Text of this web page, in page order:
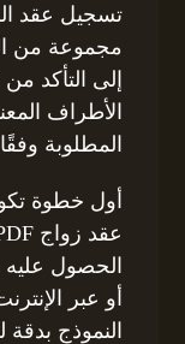
تسجيل عقد
مجموعة من
إلى التأكد
الأطراف
المطلوبة
أول خطوة
الحصول عليه
أو عبر
النموذج